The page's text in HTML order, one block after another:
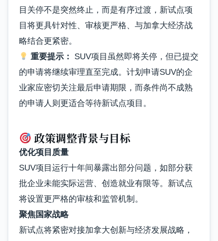
目关停不是突然终止，而是有序过渡，新试点项
目将更具针对性、审核更严格、与加拿大经济战
略结合更紧密。
重要提示：
SUV项目虽然即将关停，但已提交
的申请将继续审理直至完成。计划申请SUV的企
业家应密切关注最后申请期限，而条件尚不成熟
的申请人则更适合等待新试点项目。
政策调整背景与目标
优化项目质量
SUV项目运行十年间暴露出部分问题，如部分获
批企业未能实际运营、创造就业有限等。新试点
将设置更严格的审核和监管机制。
聚焦国家战略
新试点将紧密对接加拿大创新与经济发展战略，